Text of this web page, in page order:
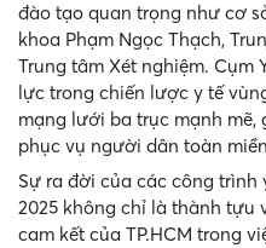
đào tạo quan trọng như cơ
khoa Phạm Ngọc Thạch,
Trung tâm Xét nghiệm. Cụm
lực trong chiến lược y tế
mạng lưới ba trục mạnh
phục vụ người dân toàn
Sự ra đời của các công
2025 không chỉ là thành tựu
cam kết của TP.HCM trong